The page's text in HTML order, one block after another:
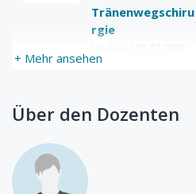
(Professor Dr. med. Ludwig M
3. Orbitale Tumore (PD Dr.
Dr. med. Vinodh Kakkassery- UK
+ Mehr ansehen
Tränenwegschiru
rgie
Updated 01.07.2026
Über den Dozenten